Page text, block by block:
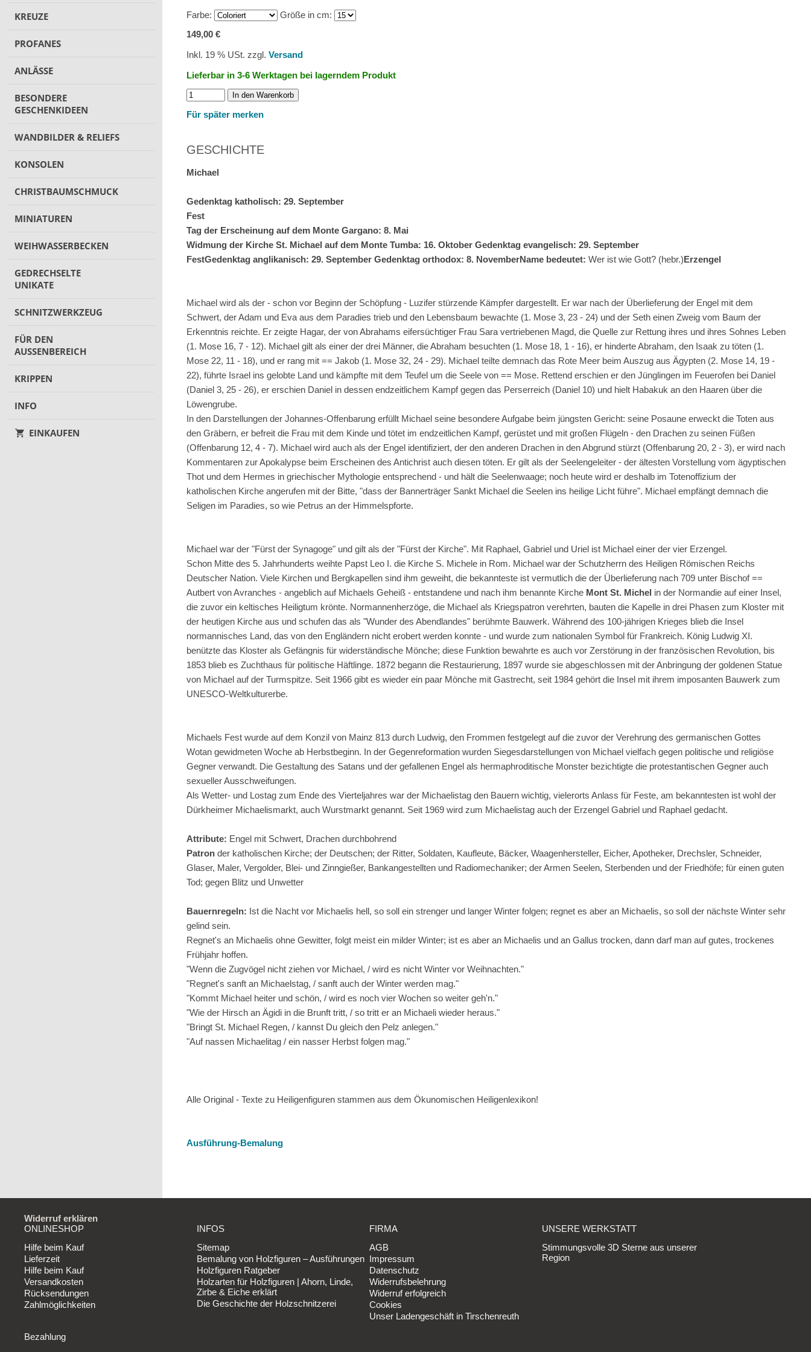
KREUZE
PROFANES
ANLÄSSE
BESONDERE
GESCHENKIDEEN
WANDBILDER & RELIEFS
KONSOLEN
CHRISTBAUMSCHMUCK
MINIATUREN
WEIHWASSERBECKEN
GEDRECHSELTE
UNIKATE
SCHNITZWERKZEUG
FÜR DEN
AUSSENBEREICH
KRIPPEN
INFO
EINKAUFEN
Farbe:
Größe in cm:
149,00 €
Inkl. 19 % USt. zzgl. Versand
Lieferbar in 3-6 Werktagen bei lagerndem Produkt
In den Warenkorb
Für später merken
GESCHICHTE
Michael
Gedenktag katholisch: 29. September
Fest
Tag der Erscheinung auf dem Monte Gargano: 8. Mai
Widmung der Kirche St. Michael auf dem Monte Tumba: 16. Oktober Gedenktag evangelisch: 29. September
FestGedenktag anglikanisch: 29. September Gedenktag orthodox: 8. NovemberName bedeutet: Wer ist wie Gott? (hebr.)Erzengel
Michael wird als der - schon vor Beginn der Schöpfung - Luzifer stürzende Kämpfer dargestellt. Er war nach der Überlieferung der Engel mit dem
Schwert, der Adam und Eva aus dem Paradies trieb und den Lebensbaum bewachte (1. Mose 3, 23 - 24) und der Seth einen Zweig vom Baum der
Erkenntnis reichte. Er zeigte Hagar, der von Abrahams eifersüchtiger Frau Sara vertriebenen Magd, die Quelle zur Rettung ihres und ihres Sohnes Leben
(1. Mose 16, 7 - 12). Michael gilt als einer der drei Männer, die Abraham besuchten (1. Mose 18, 1 - 16), er hinderte Abraham, den Isaak zu töten (1.
Mose 22, 11 - 18), und er rang mit == Jakob (1. Mose 32, 24 - 29). Michael teilte demnach das Rote Meer beim Auszug aus Ägypten (2. Mose 14, 19 -
22), führte Israel ins gelobte Land und kämpfte mit dem Teufel um die Seele von == Mose. Rettend erschien er den Jünglingen im Feuerofen bei Daniel
(Daniel 3, 25 - 26), er erschien Daniel in dessen endzeitlichem Kampf gegen das Perserreich (Daniel 10) und hielt Habakuk an den Haaren über die
Löwengrube.
In den Darstellungen der Johannes-Offenbarung erfüllt Michael seine besondere Aufgabe beim jüngsten Gericht: seine Posaune erweckt die Toten aus
den Gräbern, er befreit die Frau mit dem Kinde und tötet im endzeitlichen Kampf, gerüstet und mit großen Flügeln - den Drachen zu seinen Füßen
(Offenbarung 12, 4 - 7). Michael wird auch als der Engel identifiziert, der den anderen Drachen in den Abgrund stürzt (Offenbarung 20, 2 - 3), er wird nach
Kommentaren zur Apokalypse beim Erscheinen des Antichrist auch diesen töten. Er gilt als der Seelengeleiter - der ältesten Vorstellung vom ägyptischen
Thot und dem Hermes in griechischer Mythologie entsprechend - und hält die Seelenwaage; noch heute wird er deshalb im Totenoffizium der
katholischen Kirche angerufen mit der Bitte, "dass der Bannerträger Sankt Michael die Seelen ins heilige Licht führe". Michael empfängt demnach die
Seligen im Paradies, so wie Petrus an der Himmelspforte.
Michael war der "Fürst der Synagoge" und gilt als der "Fürst der Kirche". Mit Raphael, Gabriel und Uriel ist Michael einer der vier Erzengel.
Schon Mitte des 5. Jahrhunderts weihte Papst Leo I. die Kirche S. Michele in Rom. Michael war der Schutzherrn des Heiligen Römischen Reichs
Deutscher Nation. Viele Kirchen und Bergkapellen sind ihm geweiht, die bekannteste ist vermutlich die der Überlieferung nach 709 unter Bischof ==
Autbert von Avranches - angeblich auf Michaels Geheiß - entstandene und nach ihm benannte Kirche Mont St. Michel in der Normandie auf einer Insel,
die zuvor ein keltisches Heiligtum krönte. Normannenherzöge, die Michael als Kriegspatron verehrten, bauten die Kapelle in drei Phasen zum Kloster mit
der heutigen Kirche aus und schufen das als "Wunder des Abendlandes" berühmte Bauwerk. Während des 100-jährigen Krieges blieb die Insel
normannisches Land, das von den Engländern nicht erobert werden konnte - und wurde zum nationalen Symbol für Frankreich. König Ludwig XI.
benützte das Kloster als Gefängnis für widerständische Mönche; diese Funktion bewahrte es auch vor Zerstörung in der französischen Revolution, bis
1853 blieb es Zuchthaus für politische Häftlinge. 1872 begann die Restaurierung, 1897 wurde sie abgeschlossen mit der Anbringung der goldenen Statue
von Michael auf der Turmspitze. Seit 1966 gibt es wieder ein paar Mönche mit Gastrecht, seit 1984 gehört die Insel mit ihrem imposanten Bauwerk zum
UNESCO-Weltkulturerbe.
Michaels Fest wurde auf dem Konzil von Mainz 813 durch Ludwig, den Frommen festgelegt auf die zuvor der Verehrung des germanischen Gottes
Wotan gewidmeten Woche ab Herbstbeginn. In der Gegenreformation wurden Siegesdarstellungen von Michael vielfach gegen politische und religiöse
Gegner verwandt. Die Gestaltung des Satans und der gefallenen Engel als hermaphroditische Monster bezichtigte die protestantischen Gegner auch
sexueller Ausschweifungen.
Als Wetter- und Lostag zum Ende des Vierteljahres war der Michaelistag den Bauern wichtig, vielerorts Anlass für Feste, am bekanntesten ist wohl der
Dürkheimer Michaelismarkt, auch Wurstmarkt genannt. Seit 1969 wird zum Michaelistag auch der Erzengel Gabriel und Raphael gedacht.
Attribute: Engel mit Schwert, Drachen durchbohrend
Patronder katholischen Kirche; der Deutschen; der Ritter, Soldaten, Kaufleute, Bäcker, Waagenhersteller, Eicher, Apotheker, Drechsler, Schneider,
Glaser, Maler, Vergolder, Blei- und Zinngießer, Bankangestellten und Radiomechaniker; der Armen Seelen, Sterbenden und der Friedhöfe; für einen guten
Tod; gegen Blitz und Unwetter
Bauernregeln: Ist die Nacht vor Michaelis hell, so soll ein strenger und langer Winter folgen; regnet es aber an Michaelis, so soll der nächste Winter sehr
gelind sein.
Regnet's an Michaelis ohne Gewitter, folgt meist ein milder Winter; ist es aber an Michaelis und an Gallus trocken, dann darf man auf gutes, trockenes
Frühjahr hoffen.
"Wenn die Zugvögel nicht ziehen vor Michael, / wird es nicht Winter vor Weihnachten."
"Regnet's sanft an Michaelstag, / sanft auch der Winter werden mag."
"Kommt Michael heiter und schön, / wird es noch vier Wochen so weiter geh'n."
"Wie der Hirsch an Ägidi in die Brunft tritt, / so tritt er an Michaeli wieder heraus."
"Bringt St. Michael Regen, / kannst Du gleich den Pelz anlegen."
"Auf nassen Michaelitag / ein nasser Herbst folgen mag."
Alle Original - Texte zu Heiligenfiguren stammen aus dem Ökunomischen Heiligenlexikon!
Ausführung-Bemalung
Widerruf erklären
ONLINESHOP
Hilfe beim Kauf
Lieferzeit
Hilfe beim Kauf
Versandkosten
Rücksendungen
Zahlmöglichkeiten
INFOS
Sitemap
Bemalung von Holzfiguren – Ausführungen
Holzfiguren Ratgeber
Holzarten für Holzfiguren | Ahorn, Linde,
Zirbe & Eiche erklärt
Die Geschichte der Holzschnitzerei
FIRMA
AGB
Impressum
Datenschutz
Widerrufsbelehrung
Widerruf erfolgreich
Cookies
Unser Ladengeschäft in Tirschenreuth
UNSERE WERKSTATT
Stimmungsvolle 3D Sterne aus unserer
Region
Bezahlung